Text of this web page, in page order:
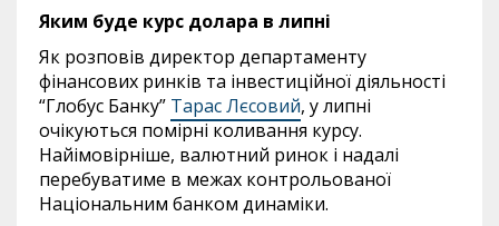
Яким буде курс долара в липні
Як розповів директор департаменту
фінансових ринків та інвестиційної діяльності
“Глобус Банку” Тарас Лєсовий, у липні
очікуються помірні коливання курсу.
Найімовірніше, валютний ринок і надалі
перебуватиме в межах контрольованої
Національним банком динаміки.